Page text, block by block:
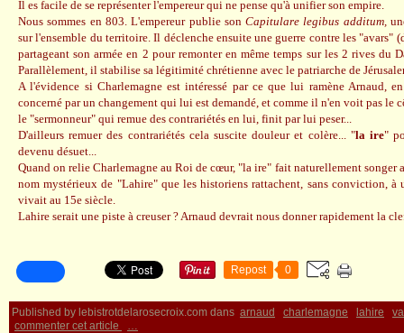
Il es facile de se représenter l'empereur qui ne pense qu'à unifier son empire.
Nous sommes en 803. L'empereur publie sonCapitulare legibus additum,
sur l'ensemble du territoire. Il déclenche ensuite une guerre contre les "avars"
partageant son armée en 2 pour remonter en même temps sur les 2 rives du
Parallèlement, il stabilise sa légitimité chrétienne avec le patriarche de
A l'évidence si Charlemagne est intéressé par ce que lui ramène Arnaud,
concerné par un changement qui lui est demandé, et comme il n'en voit pas le
le "sermonneur" qui remue des contrariétés en lui, finit par lui peser...
D'ailleurs remuer des contrariétés cela suscite douleur et colère... "la ire"
devenu désuet...
Quand on relie Charlemagne au Roi de cœur, "la ire" fait naturellement songer
nom mystérieux de "Lahire" que les historiens rattachent, sans conviction,
vivait au 15e siècle.
Lahire serait une piste à creuser ? Arnaud devrait nous donner rapidement la
Repost 0
Published by lebistrotdelarosecroix.com dans arnaud charlemagne lahire
commenter cet article
…